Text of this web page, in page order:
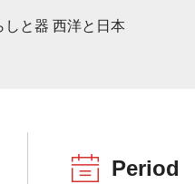
しと器 西洋と日本
Period